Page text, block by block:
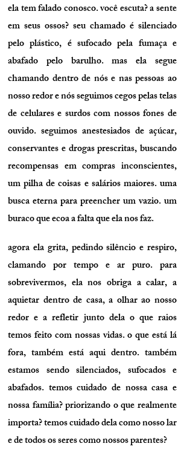
ela tem falado conosco. você escuta? a sente
em seus ossos? seu chamado é silenciado
pelo plástico, é sufocado pela fumaça e
abafado pelo barulho. mas ela segue
chamando dentro de nós e nas pessoas ao
nosso redor e nós seguimos cegos pelas telas
de celulares e surdos com nossos fones de
ouvido. seguimos anestesiados de açúcar,
conservantes e drogas prescritas, buscando
recompensas em compras inconscientes,
um pilha de coisas e salários maiores. uma
busca eterna para preencher um vazio. um
buraco que ecoa a falta que ela nos faz.
agora ela grita, pedindo silêncio e respiro,
clamando por tempo e ar puro. para
sobrevivermos, ela nos obriga a calar, a
aquietar dentro de casa, a olhar ao nosso
redor e a refletir junto dela o que raios
temos feito com nossas vidas. o que está lá
fora, também está aqui dentro. também
estamos sendo silenciados, sufocados e
abafados. temos cuidado de nossa casa e
nossa família? priorizando o que realmente
importa? temos cuidado dela como nosso lar
e de todos os seres como nossos parentes?